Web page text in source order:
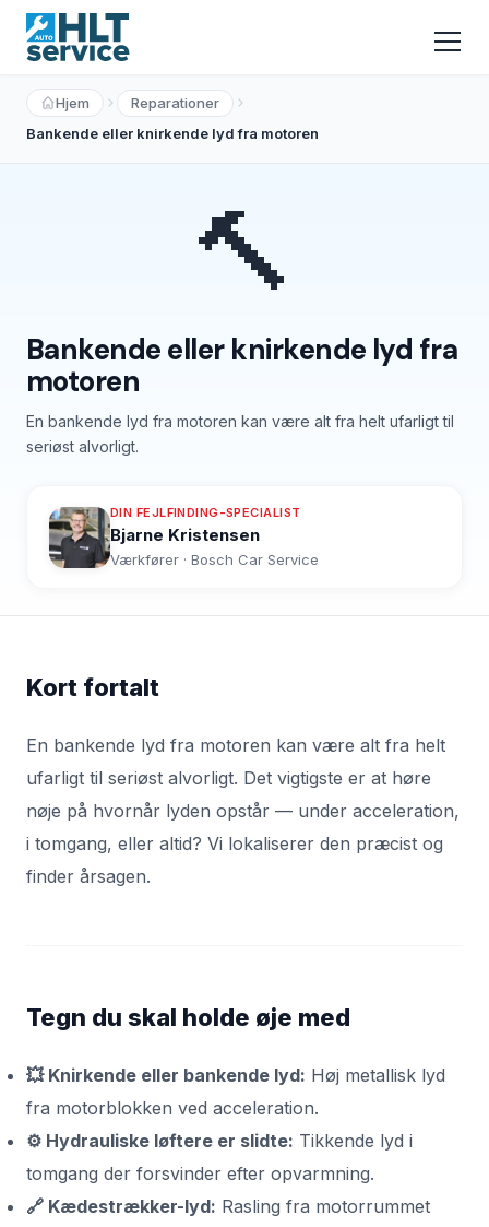
Hjem
Reparationer
Bankende eller knirkende lyd fra motoren
Bankende eller knirkende lyd fra
motoren
En bankende lyd fra motoren kan være alt fra helt ufarligt til
seriøst alvorligt.
DIN FEJLFINDING-SPECIALIST
Bjarne Kristensen
Værkfører · Bosch Car Service
🔨
Kort fortalt
En bankende lyd fra motoren kan være alt fra helt
ufarligt til seriøst alvorligt. Det vigtigste er at høre
nøje på hvornår lyden opstår — under acceleration,
i tomgang, eller altid? Vi lokaliserer den præcist og
finder årsagen.
Tegn du skal holde øje med
💥 Knirkende eller bankende lyd: Høj metallisk lyd
fra motorblokken ved acceleration.
⚙️ Hydrauliske løftere er slidte: Tikkende lyd i
tomgang der forsvinder efter opvarmning.
🔗 Kædestrækker-lyd: Rasling fra motorrummet